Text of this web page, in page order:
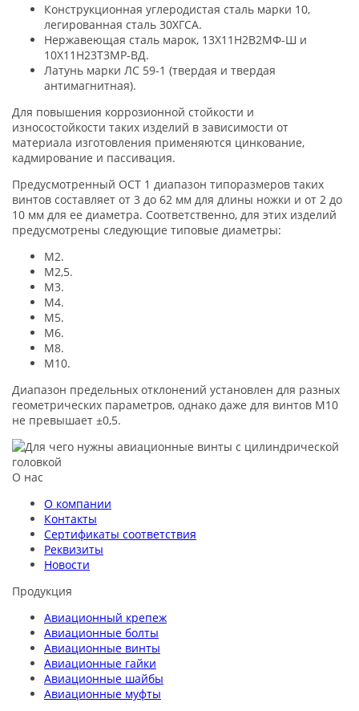
Конструкционная углеродистая сталь марки 10,
легированная сталь 30ХГСА.
Нержавеющая сталь марок, 13Х11Н2В2МФ-Ш и
10Х11Н23Т3МР-ВД.
Латунь марки ЛС 59-1 (твердая и твердая
антимагнитная).
Для повышения коррозионной стойкости и
износостойкости таких изделий в зависимости от
материала изготовления применяются цинкование,
кадмирование и пассивация.
Предусмотренный ОСТ 1 диапазон типоразмеров таких
винтов составляет от 3 до 62 мм для длины ножки и от 2 до
10 мм для ее диаметра. Соответственно, для этих изделий
предусмотрены следующие типовые диаметры:
М2.
М2,5.
М3.
М4.
М5.
М6.
М8.
М10.
Диапазон предельных отклонений установлен для разных
геометрических параметров, однако даже для винтов М10
не превышает ±0,5.
О нас
О компании
Контакты
Сертификаты соответствия
Реквизиты
Новости
Продукция
Авиационный крепеж
Авиационные болты
Авиационные винты
Авиационные гайки
Авиационные шайбы
Авиационные муфты